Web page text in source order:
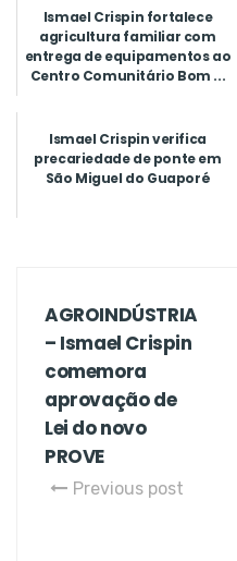
Ismael Crispin fortalece
agricultura familiar com
entrega de equipamentos ao
Centro Comunitário Bom ...
Ismael Crispin verifica
precariedade de ponte em
São Miguel do Guaporé
AGROINDÚSTRIA
– Ismael Crispin
comemora
aprovação de
Lei do novo
PROVE
Previous post